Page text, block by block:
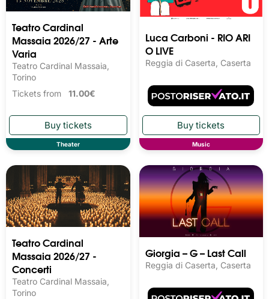
Teatro Cardinal
Massaia 2026/27 - Arte
Varia
Teatro Cardinal Massaia,
Torino
Tickets from 11.00€
Theater
Luca Carboni - RIO ARI
O LIVE
Reggia di Caserta, Caserta
Music
Teatro Cardinal
Massaia 2026/27 -
Concerti
Teatro Cardinal Massaia,
Torino
Giorgia – G – Last Call
Reggia di Caserta, Caserta